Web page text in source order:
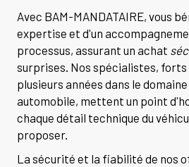
Avec BAM-MANDATAIRE, vous
expertise et d'un
processus, assurant un achat
surprises. Nos spécialistes, forts
plusieurs années dans le
automobile, mettent un point
chaque détail technique du
proposer.
La sécurité et la fiabilité de nos